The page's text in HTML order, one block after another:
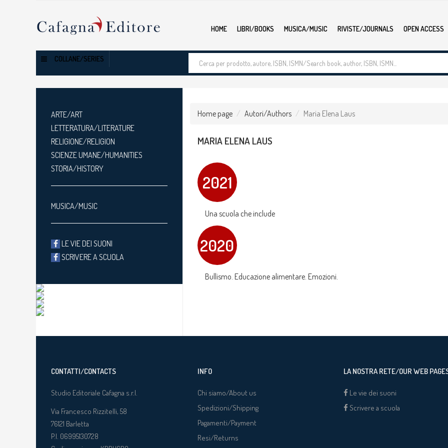
HOME LIBRI/BOOKS MUSICA/MUSIC RIVISTE/JOURNALS OPEN ACCESS
COLLANE/SERIES
Cerca
tra
Home page
Autori/Authors Maria Elena Laus
MARIA ELENA LAUS
2021
Una scuola che include
2020
Bullismo. Educazione alimentare. Emozioni.
ARTE/ART
LETTERATURA/LITERATURE
RELIGIONE/RELIGION
SCIENZE UMANE/HUMANITIES
STORIA/HISTORY
MUSICA/MUSIC
LE VIE DEI SUONI
SCRIVERE A SCUOLA
CONTATTI/CONTACTS
Studio Editoriale Cafagna s.r.l.
Via Francesco Rizzitelli, 58
76121 Barletta
P.I. 06995130728
INFO
Chi siamo/About us
Spedizioni/Shipping
Pagamenti/Payment
Resi/Returns
LA NOSTRA RETE/OUR WEB
Le vie dei suoni
Scrivere a scuola